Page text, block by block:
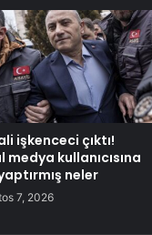
işkenceci çıktı!
medya kullanıcısına
neler
7, 2026